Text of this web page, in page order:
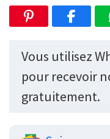
Vous utilisez
pour recevoir
gratuitement.